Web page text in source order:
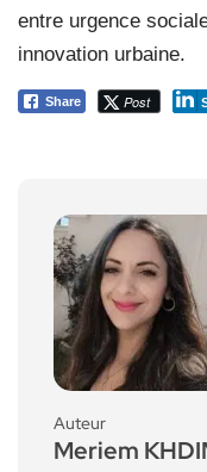
entre urgence
innovation urbaine.
Share Post
Auteur
Meriem